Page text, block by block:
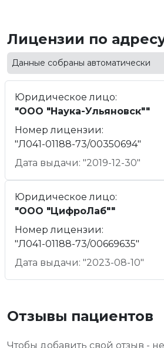
Лицензии по
Данные собраны автоматически
Юридическое лицо:
"ООО "Наука-Ульяновск""
Номер лицензии:
"Л041-01188-73/00350694"
Дата выдачи: "2019-12-30"
Юридическое лицо:
"ООО "ЦифроЛаб""
Номер лицензии:
"Л041-01188-73/00669635"
Дата выдачи: "2023-08-10"
Отзывы пациентов
Чтобы добавить свой отзыв -